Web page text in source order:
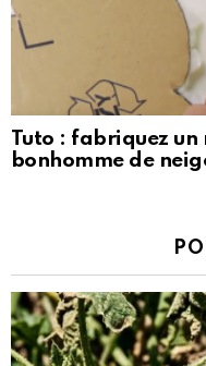
Tuto : fabriquez un
bonhomme de